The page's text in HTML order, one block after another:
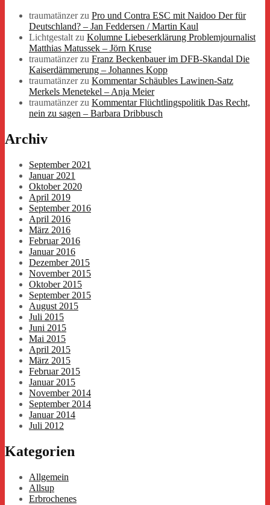
traumatänzerzu Pro und Contra ESC mit Naidoo Der für
Deutschland? – Jan Feddersen / Martin Kaul
Lichtgestaltzu Kolumne Liebeserklärung Problemjournalist
Matthias Matussek – Jörn Kruse
traumatänzerzu Franz Beckenbauer im DFB-Skandal Die
Kaiserdämmerung – Johannes Kopp
traumatänzerzu Kommentar Schäubles Lawinen-Satz
Merkels Menetekel – Anja Meier
traumatänzerzu Kommentar Flüchtlingspolitik Das Recht,
nein zu sagen – Barbara Dribbusch
Archiv
September 2021
Januar 2021
Oktober 2020
April 2019
September 2016
April 2016
März 2016
Februar 2016
Januar 2016
Dezember 2015
November 2015
Oktober 2015
September 2015
August 2015
Juli 2015
Juni 2015
Mai 2015
April 2015
März 2015
Februar 2015
Januar 2015
November 2014
September 2014
Januar 2014
Juli 2012
Kategorien
Allgemein
Allsup
Erbrochenes